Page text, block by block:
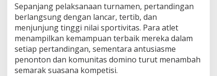
Sepanjang pelaksanaan turnamen, pertandingan
berlangsung dengan lancar, tertib, dan
menjunjung tinggi nilai sportivitas. Para atlet
menampilkan kemampuan terbaik mereka dalam
setiap pertandingan, sementara antusiasme
penonton dan komunitas domino turut menambah
semarak suasana kompetisi.